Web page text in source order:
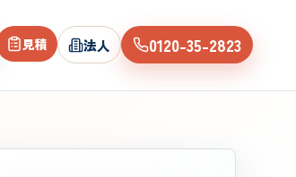
見積 法人 0120-35-2823